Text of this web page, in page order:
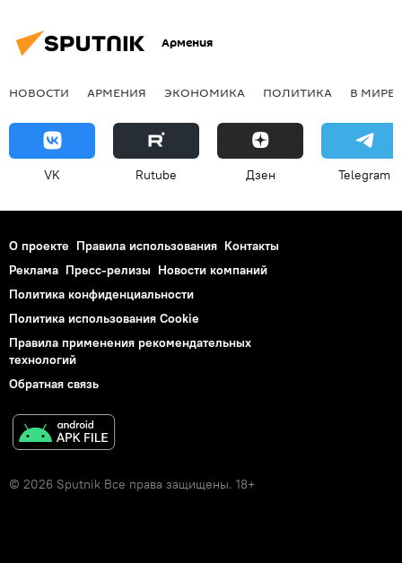
Армения
НОВОСТИ АРМЕНИЯ ЭКОНОМИКА ПОЛИТИКА В МИРЕ
VK Rutube Дзен Telegram
О проекте Правила использования Контакты
Реклама Пресс-релизы Новости компаний
Политика конфиденциальности
Политика использования Cookie
Правила применения рекомендательных
технологий
Обратная связь
© 2026 Sputnik Все права защищены. 18+